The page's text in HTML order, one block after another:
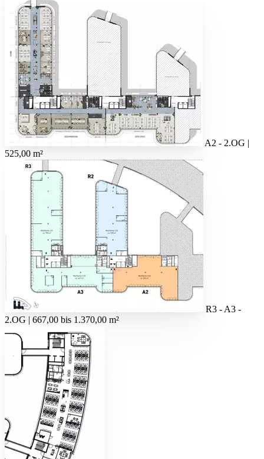
A2 - 2.OG |
525,00 m²
R3 - A3 -
2.OG | 667,00 bis 1.370,00 m²